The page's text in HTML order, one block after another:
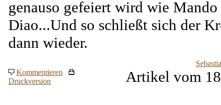
genauso gefeiert wird wie Mando
Diao...Und so schließt sich der
dann wieder.
Kommentieren
Druckversion
Artikel vom